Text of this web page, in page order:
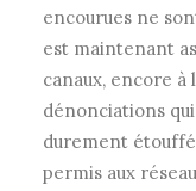
encourues ne
est maintenant
canaux, encore à
dénonciations
durement
permis aux